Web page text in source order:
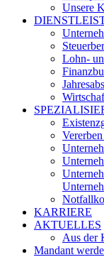
Unsere
Lohn-
KARRIERE
AKTUELLES
Aus der
Mandant